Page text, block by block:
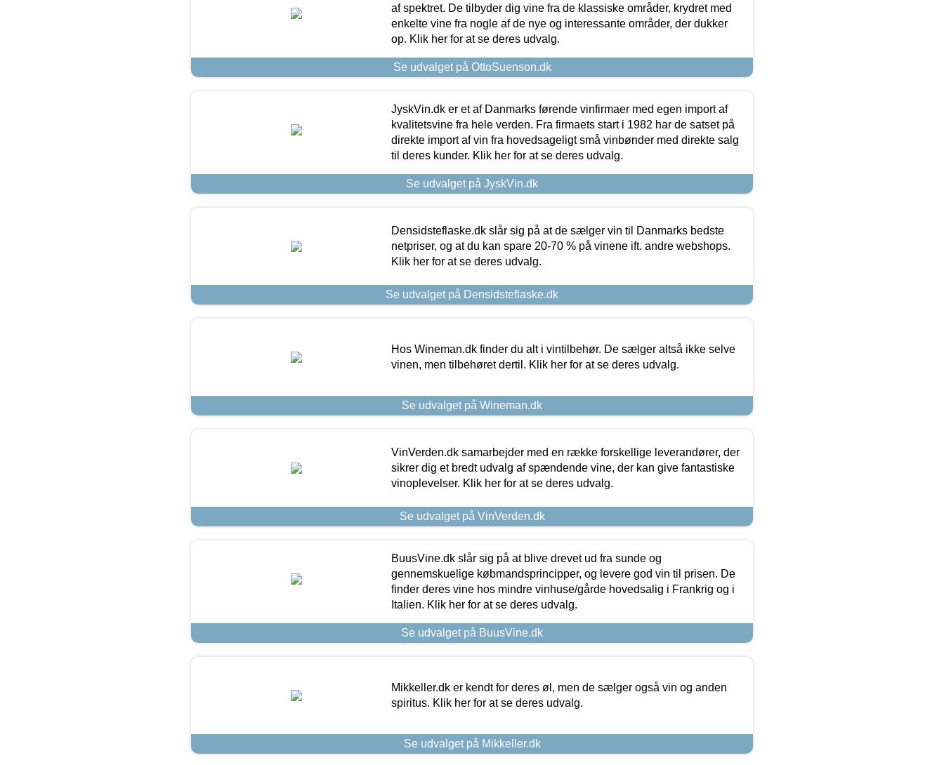
af spektret. De tilbyder dig vine fra de klassiske områder, krydret med
enkelte vine fra nogle af de nye og interessante områder, der dukker
op. Klik her for at se deres udvalg.
Se udvalget på OttoSuenson.dk
JyskVin.dk er et af Danmarks førende vinfirmaer med egen import af
kvalitetsvine fra hele verden. Fra firmaets start i 1982 har de satset på
direkte import af vin fra hovedsageligt små vinbønder med direkte salg
til deres kunder. Klik her for at se deres udvalg.
Se udvalget på JyskVin.dk
Densidsteflaske.dk slår sig på at de sælger vin til Danmarks bedste
netpriser, og at du kan spare 20-70 % på vinene ift. andre webshops.
Klik her for at se deres udvalg.
Se udvalget på Densidsteflaske.dk
Hos Wineman.dk finder du alt i vintilbehør. De sælger altså ikke selve
vinen, men tilbehøret dertil. Klik her for at se deres udvalg.
Se udvalget på Wineman.dk
VinVerden.dk samarbejder med en række forskellige leverandører, der
sikrer dig et bredt udvalg af spændende vine, der kan give fantastiske
vinoplevelser. Klik her for at se deres udvalg.
Se udvalget på VinVerden.dk
BuusVine.dk slår sig på at blive drevet ud fra sunde og
gennemskuelige købmandsprincipper, og levere god vin til prisen. De
finder deres vine hos mindre vinhuse/gårde hovedsalig i Frankrig og i
Italien. Klik her for at se deres udvalg.
Se udvalget på BuusVine.dk
Mikkeller.dk er kendt for deres øl, men de sælger også vin og anden
spiritus. Klik her for at se deres udvalg.
Se udvalget på Mikkeller.dk